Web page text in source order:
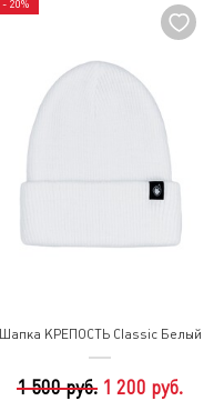
- 20%
Шапка КРЕПОСТЬ Classic Белый
1 500 руб. 1 200 руб.